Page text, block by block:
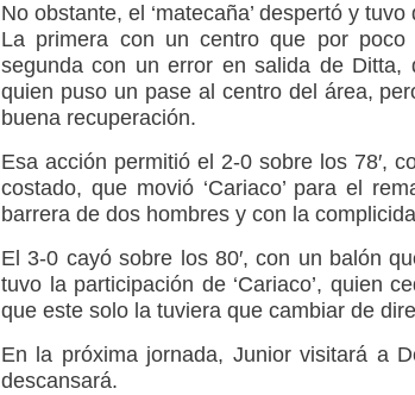
No obstante, el ‘matecaña’ despertó y
La primera con un centro que por
segunda con un error en salida de Ditta,
quien puso un pase al centro del área,
buena recuperación.
Esa acción permitió el 2-0 sobre los 78′,
costado, que movió ‘Cariaco’ para el
barrera de dos hombres y con la
El 3-0 cayó sobre los 80′, con un balón
tuvo la participación de ‘Cariaco’, quien
que este solo la tuviera que cambiar de
En la próxima jornada, Junior visitará a
descansará.